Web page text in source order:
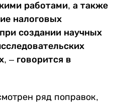
работами, а также
налоговых
создании научных
– говорится в
ряд поправок,